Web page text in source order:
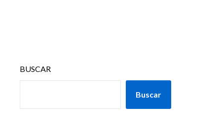
BUSCAR
Buscar